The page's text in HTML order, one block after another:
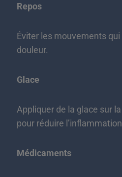
Repos
Éviter les mouvements
douleur.
Glace
Appliquer de la glace sur
pour réduire
Médicaments